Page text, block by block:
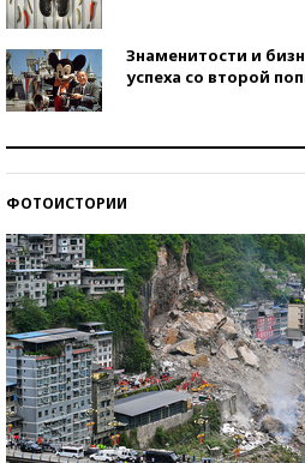
Знаменитости и
успеха со второй
ФОТОИСТОРИИ